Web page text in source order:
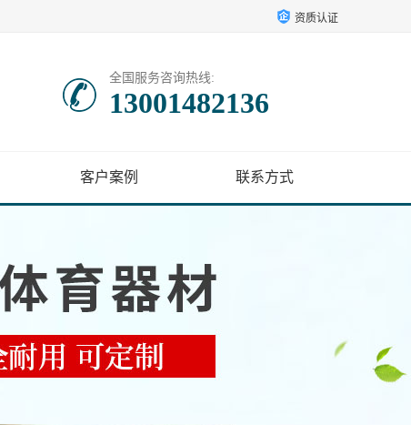
资质认证
全国服务咨询热线:
13001482136
客户案例 联系方式